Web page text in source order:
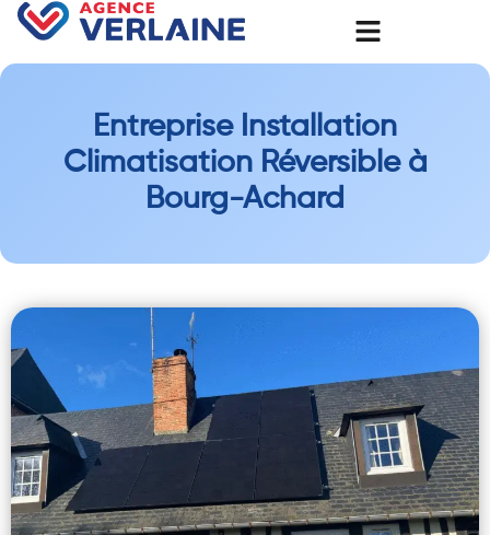
Entreprise Installation
Climatisation Réversible à
Bourg-Achard